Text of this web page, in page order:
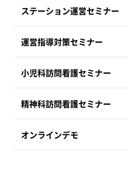
ステーション運営セミナー
運営指導対策セミナー
小児科訪問看護セミナー
精神科訪問看護セミナー
オンラインデモ